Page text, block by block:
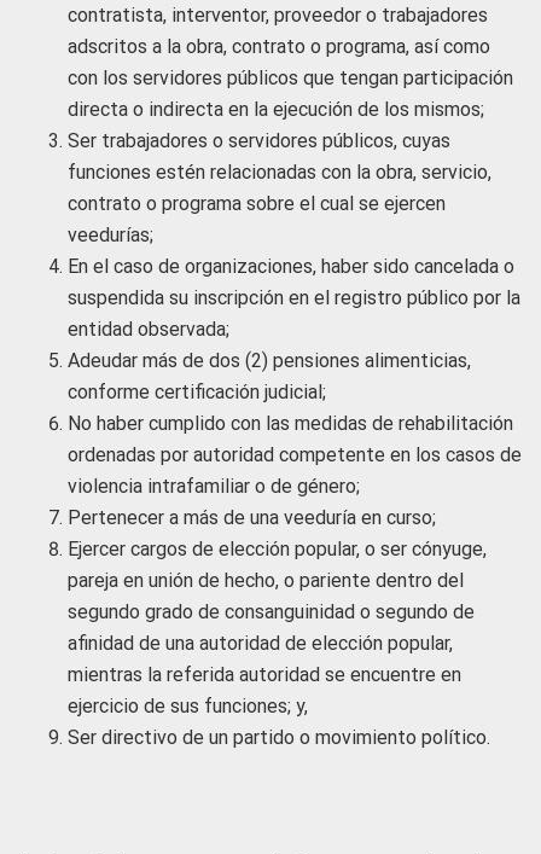
contratista, interventor, proveedor o trabajadores
adscritos a la obra, contrato o programa, así como
con los servidores públicos que tengan participación
directa o indirecta en la ejecución de los mismos;
Ser trabajadores o servidores públicos, cuyas
funciones estén relacionadas con la obra, servicio,
contrato o programa sobre el cual se ejercen
veedurías;
En el caso de organizaciones, haber sido cancelada o
suspendida su inscripción en el registro público por la
entidad observada;
Adeudar más de dos (2) pensiones alimenticias,
conforme certificación judicial;
No haber cumplido con las medidas de rehabilitación
ordenadas por autoridad competente en los casos de
violencia intrafamiliar o de género;
Pertenecer a más de una veeduría en curso;
Ejercer cargos de elección popular, o ser cónyuge,
pareja en unión de hecho, o pariente dentro del
segundo grado de consanguinidad o segundo de
afinidad de una autoridad de elección popular,
mientras la referida autoridad se encuentre en
ejercicio de sus funciones; y,
Ser directivo de un partido o movimiento político.